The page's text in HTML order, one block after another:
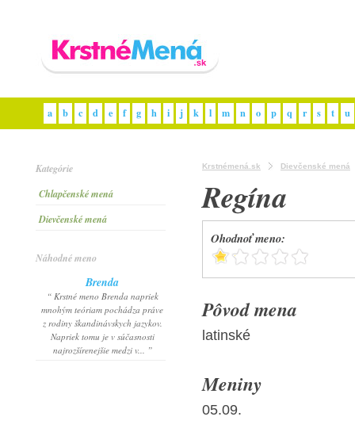
a b c d e f g h i j k l m n o p q r s t u
Kategórie
Chlapčenské mená
Dievčenské mená
Náhodné meno
Brenda
“ Krstné meno Brenda napriek
mnohým teóriam pochádza práve
z rodiny škandinávskych jazykov.
Napriek tomu je v súčasnosti
najrozšírenejšie medzi v... ”
Krstnémená.sk Dievčenské mená
Regína
Ohodnoť meno:
Pôvod mena
latinské
Meniny
05.09.